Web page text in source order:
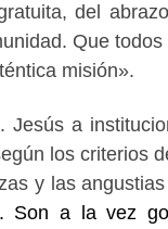
del
Que
misión».
Jesús a
los criterios
y las
Son a la vez